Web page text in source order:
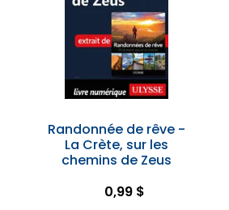
Randonnée de rêve -
La Crète, sur les
chemins de Zeus
0,99 $